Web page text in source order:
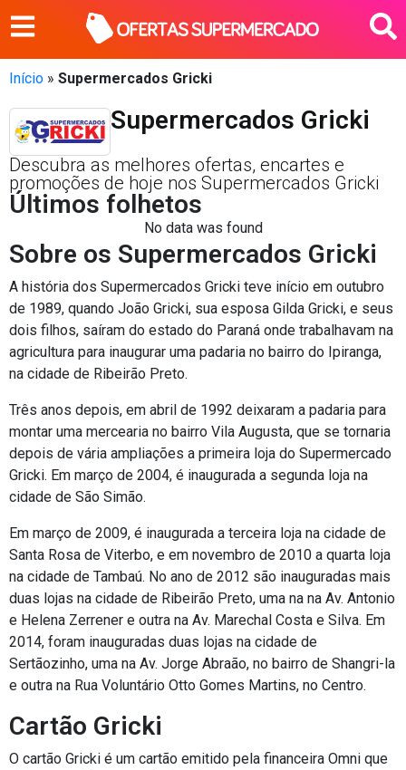
Início » Supermercados Gricki
Supermercados Gricki
Descubra as melhores ofertas, encartes e
promoções de hoje nos Supermercados Gricki
Últimos folhetos
No data was found
Sobre os Supermercados Gricki
A história dos Supermercados Gricki teve início em outubro
de 1989, quando João Gricki, sua esposa Gilda Gricki, e seus
dois filhos, saíram do estado do Paraná onde trabalhavam na
agricultura para inaugurar uma padaria no bairro do Ipiranga,
na cidade de Ribeirão Preto.
Três anos depois, em abril de 1992 deixaram a padaria para
montar uma mercearia no bairro Vila Augusta, que se tornaria
depois de vária ampliações a primeira loja do Supermercado
Gricki. Em março de 2004, é inaugurada a segunda loja na
cidade de São Simão.
Em março de 2009, é inaugurada a terceira loja na cidade de
Santa Rosa de Viterbo, e em novembro de 2010 a quarta loja
na cidade de Tambaú. No ano de 2012 são inauguradas mais
duas lojas na cidade de Ribeirão Preto, uma na na Av. Antonio
e Helena Zerrener e outra na Av. Marechal Costa e Silva. Em
2014, foram inauguradas duas lojas na cidade de
Sertãozinho, uma na Av. Jorge Abraão, no bairro de Shangri-la
e outra na Rua Voluntário Otto Gomes Martins, no Centro.
Cartão Gricki
O cartão Gricki é um cartão emitido pela financeira Omni que